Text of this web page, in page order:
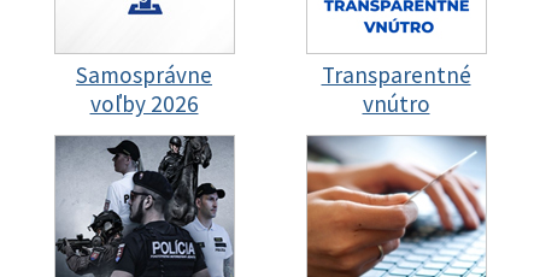
Samosprávne
voľby 2026
Transparentné
vnútro